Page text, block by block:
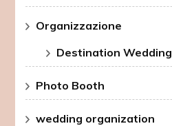
Organizzazione
Destination Wedding
Photo Booth
wedding organization